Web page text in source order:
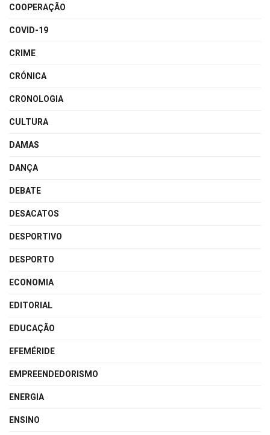
COOPERAÇÃO
COVID-19
CRIME
CRÓNICA
CRONOLOGIA
CULTURA
DAMAS
DANÇA
DEBATE
DESACATOS
DESPORTIVO
DESPORTO
ECONOMIA
EDITORIAL
EDUCAÇÃO
EFEMÉRIDE
EMPREENDEDORISMO
ENERGIA
ENSINO